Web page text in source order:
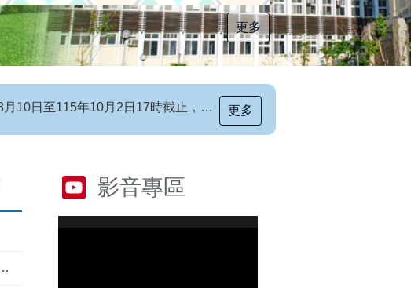
更多
[職前招生訊息]115年第6梯次自辦職前訓練招生簡章，自115年8月10日至115年10月2日17時截止，歡迎報名 更多
影音專區